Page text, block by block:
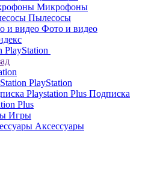
Микрофоны
Пылесосы
Фото и видео
PlayStation
PlayStation
Подписка
Plus
Игры
Аксессуары